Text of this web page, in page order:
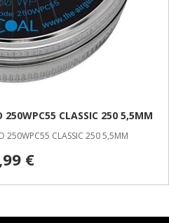
250WPC55 CLASSIC 250 5,5MM
250WPC55 CLASSIC 250 5,5MM
€